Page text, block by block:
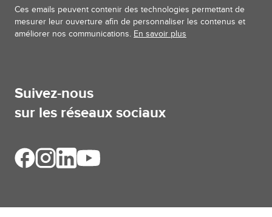
Ces emails peuvent contenir des technologies permettant de
mesurer leur ouverture afin de personnaliser les contenus et
améliorer nos communications. En savoir plus
Suivez-nous
sur les réseaux sociaux